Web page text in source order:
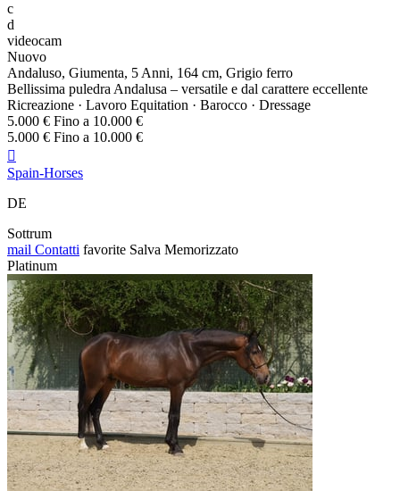
c
d
videocam
Nuovo
Andaluso, Giumenta, 5 Anni, 164 cm, Grigio ferro
Bellissima puledra Andalusa – versatile e dal carattere eccellente
Ricreazione · Lavoro Equitation · Barocco · Dressage
5.000 € Fino a 10.000 €
5.000 € Fino a 10.000 €

Spain-Horses
DE
Sottrum
mail Contatti favorite Salva Memorizzato
Platinum